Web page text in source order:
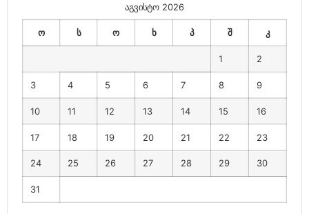
აგვისტო 2026
ო ს ო ხ პ შ კ
1 2
3 4 5 6 7 8 9
10 11 12 13 14 15 16
17 18 19 20 21 22 23
24 25 26 27 28 29 30
31